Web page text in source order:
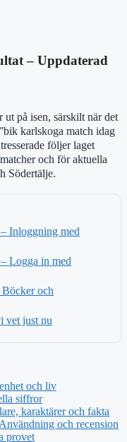
– Uppdaterad
på isen, särskilt när det
karlskoga match idag
följer laget
och för aktuella
Södertälje.
Inloggning med
Logga in med
och
vet just nu
och liv
siffror
karaktärer och fakta
och recension
provet